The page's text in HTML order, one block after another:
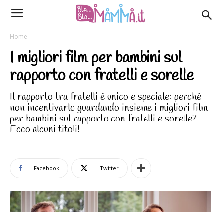
Home
I migliori film per bambini sul
rapporto con fratelli e sorelle
Il rapporto tra fratelli è unico e speciale: perché
non incentivarlo guardando insieme i migliori film
per bambini sul rapporto con fratelli e sorelle?
Ecco alcuni titoli!
Facebook Twitter